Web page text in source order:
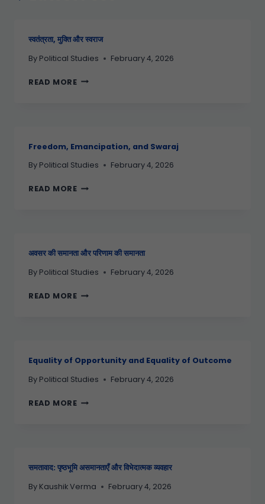
स्वतंत्रता, मुक्ति और स्वराज
By Political Studies February 4, 2026
READ MORE
Freedom, Emancipation, and Swaraj
By Political Studies February 4, 2026
READ MORE
अवसर की समानता और परिणाम की समानता
By Political Studies February 4, 2026
READ MORE
Equality of Opportunity and Equality of Outcome
By Political Studies February 4, 2026
READ MORE
समतावाद: पृष्ठभूमि असमानताएँ और विभेदात्मक व्यवहार
By Kaushik Verma February 4, 2026